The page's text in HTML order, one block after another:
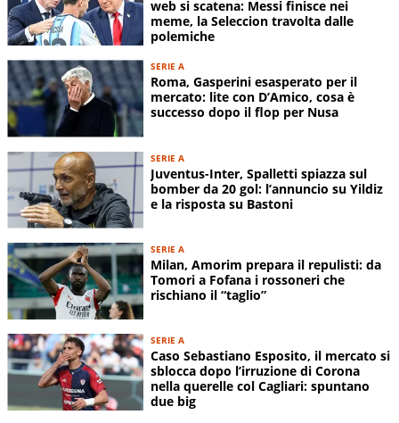
web si scatena: Messi finisce nei
meme, la Seleccion travolta dalle
polemiche
SERIE A
Roma, Gasperini esasperato per il
mercato: lite con D’Amico, cosa è
successo dopo il flop per Nusa
SERIE A
Juventus-Inter, Spalletti spiazza sul
bomber da 20 gol: l’annuncio su Yildiz
e la risposta su Bastoni
SERIE A
Milan, Amorim prepara il repulisti: da
Tomori a Fofana i rossoneri che
rischiano il “taglio”
SERIE A
Caso Sebastiano Esposito, il mercato si
sblocca dopo l’irruzione di Corona
nella querelle col Cagliari: spuntano
due big